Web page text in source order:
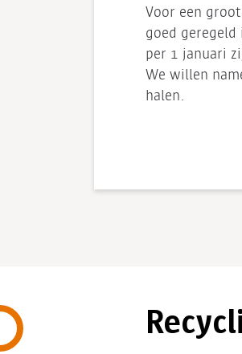
Voor een
goed geregeld
per 1 januari
We willen
halen.